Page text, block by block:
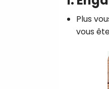
Plus
vous